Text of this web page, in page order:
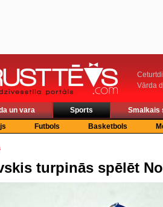
Vārda
un vara Sports Smalkais
Futbols Basketbols
turpinās spēlēt